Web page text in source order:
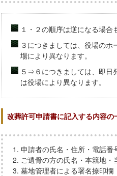
１・２の順序は逆になる場合
３につきましては、役場の
場により異なります。
５⇒６につきましては、即日
は役場により異なります。
改葬許可申請書に記入する内容の
申請者の氏名・住所・電話
ご遺骨の方の氏名・本籍地
墓地管理者による署名捺印欄